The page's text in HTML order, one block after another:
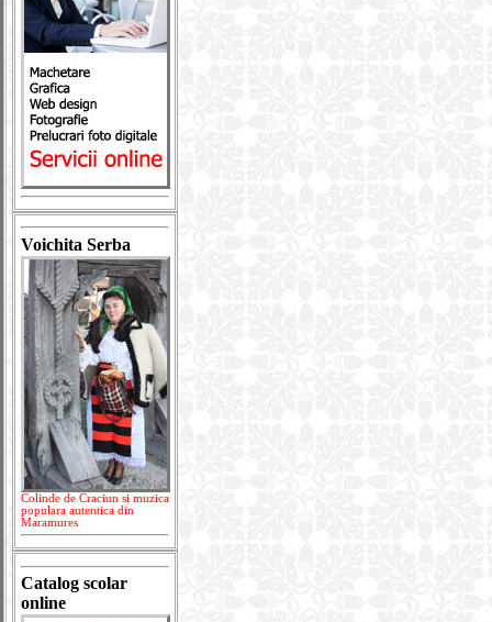
Voichita Serba
Colinde de Craciun si muzica
populara autentica din
Maramures
Catalog scolar
online